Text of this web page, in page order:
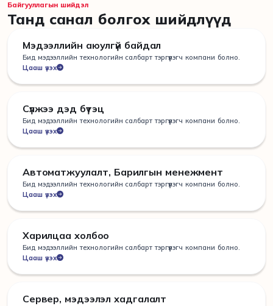
Байгууллагын шийдэл
Танд санал болгох шийдлүүд
Мэдээллийн аюулгүй байдал
Бид мэдээллийн технологийн салбарт тэргүүлэгч компани болно.
Цааш үзэх
Сүлжээ дэд бүтэц
Бид мэдээллийн технологийн салбарт тэргүүлэгч компани болно.
Цааш үзэх
Автоматжуулалт, Барилгын менежмент
Бид мэдээллийн технологийн салбарт тэргүүлэгч компани болно.
Цааш үзэх
Харилцаа холбоо
Бид мэдээллийн технологийн салбарт тэргүүлэгч компани болно.
Цааш үзэх
Сервер, мэдээлэл хадгалалт